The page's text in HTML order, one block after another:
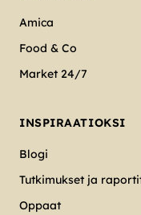
Amica
Food & Co
Market 24/7
INSPIRAATIOKSI
Blogi
Tutkimukset ja
Oppaat